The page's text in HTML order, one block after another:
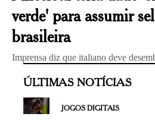
verde' para assumir
brasileira
Imprensa diz que italiano deve
ÚLTIMAS NOTÍCIAS
JOGOS DIGITAIS